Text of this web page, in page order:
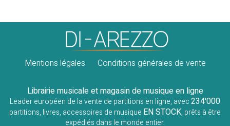
Mentions légales Conditions générales de vente
Librairie musicale et magasin de musique en ligne
Leader européen de la vente de partitions en ligne, avec234'000
partitions, livres, accessoires de musique EN STOCK, prêts à être
expédiés dans le monde entier.